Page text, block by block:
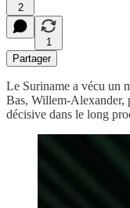
2
1
Partager
Le Suriname a vécu un
Bas, Willem-Alexander,
décisive dans le long